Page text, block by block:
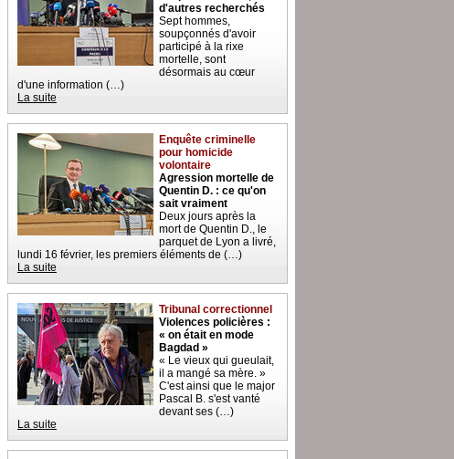
d'autres recherchés
Sept hommes,
soupçonnés d'avoir
participé à la rixe
mortelle, sont
désormais au cœur
d'une information (…)
La suite
Enquête criminelle
pour homicide
volontaire
Agression mortelle de
Quentin D. : ce qu'on
sait vraiment
Deux jours après la
mort de Quentin D., le
parquet de Lyon a livré,
lundi 16 février, les premiers éléments de (…)
La suite
Tribunal correctionnel
Violences policières :
« on était en mode
Bagdad »
« Le vieux qui gueulait,
il a mangé sa mère. »
C'est ainsi que le major
Pascal B. s'est vanté
devant ses (…)
La suite